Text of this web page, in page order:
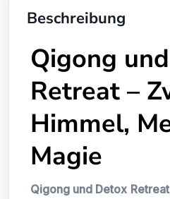
Beschreibung
Qigong
Retreat –
Himmel,
Magie
Qigong und Detox Retreat